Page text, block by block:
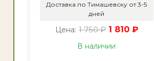
Доставка по Тимашевску от 3-5
дней
Цена: 1 750 ₽ 1 810 ₽
В наличии